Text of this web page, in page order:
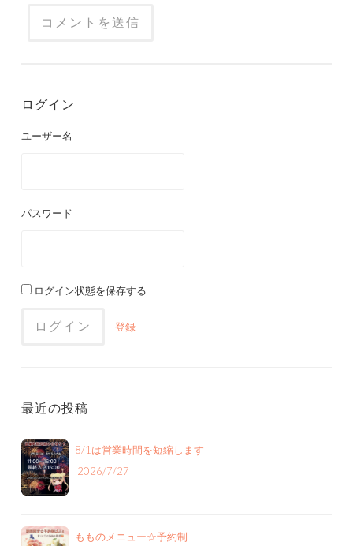
ログイン
ユーザー名
パスワード
ログイン状態を保存する
登録
最近の投稿
8/1は営業時間を短縮します
2026/7/27
もものメニュー‪☆予約制